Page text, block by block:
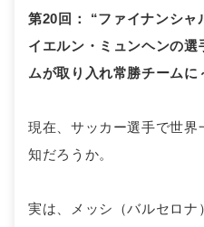
第20回 ：
“ファイナンシャ
イエルン・ミュンヘンの
ムが取り入れ常勝チームに
現在、サッカー選手で世
知だろうか。
実は、メッシ（バルセロナ